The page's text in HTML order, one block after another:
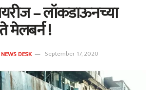
– लॉकडाऊनच्या
मेलबर्न !
DESK September 17, 2020